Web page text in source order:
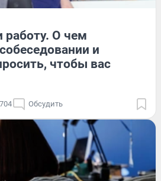
работу. О чем
и
чтобы вас
704 Обсудить